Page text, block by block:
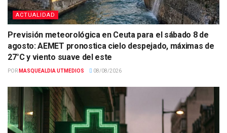
ACTUALIDAD
Previsión meteorológica en Ceuta para el sábado 8 de
agosto: AEMET pronostica cielo despejado, máximas de
27°C y viento suave del este
POR MASQUEALDIA UTMEDIOS 08/08/2026